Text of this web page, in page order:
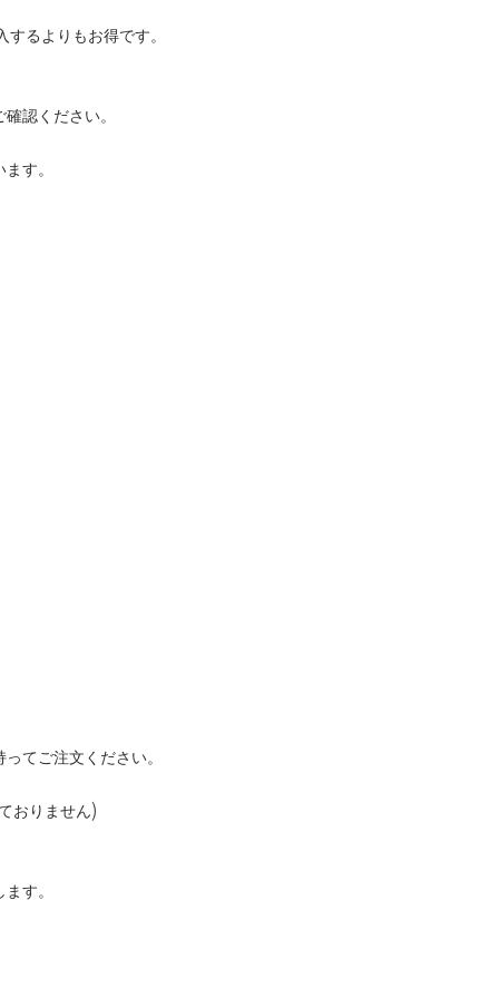
るよりもお得です。
認ください。
す。
てご注文ください。
おりません)
す。